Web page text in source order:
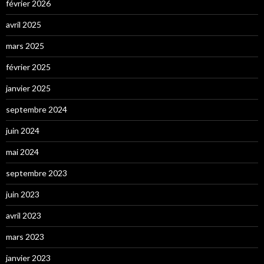
février 2026
avril 2025
mars 2025
février 2025
janvier 2025
septembre 2024
juin 2024
mai 2024
septembre 2023
juin 2023
avril 2023
mars 2023
janvier 2023